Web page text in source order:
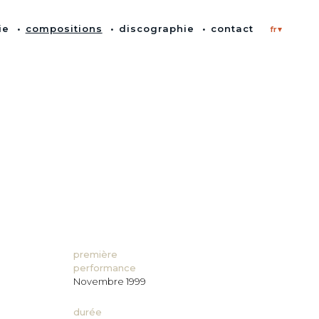
compositions discographie contact fr
première
performance
Novembre 1999
durée